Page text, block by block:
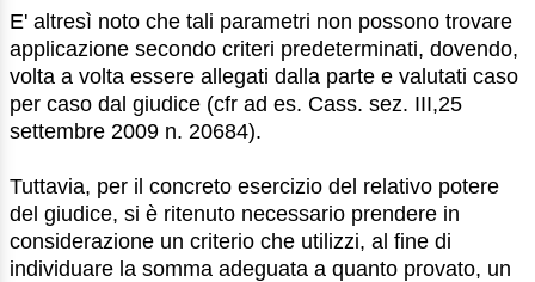
E' altresì noto che tali parametri non possono trovare
applicazione secondo criteri predeterminati, dovendo,
volta a volta essere allegati dalla parte e valutati caso
per caso dal giudice (cfr ad es. Cass. sez. III,25
settembre 2009 n. 20684).
Tuttavia, per il concreto esercizio del relativo potere
del giudice, si è ritenuto necessario prendere in
considerazione un criterio che utilizzi, al fine di
individuare la somma adeguata a quanto provato, un